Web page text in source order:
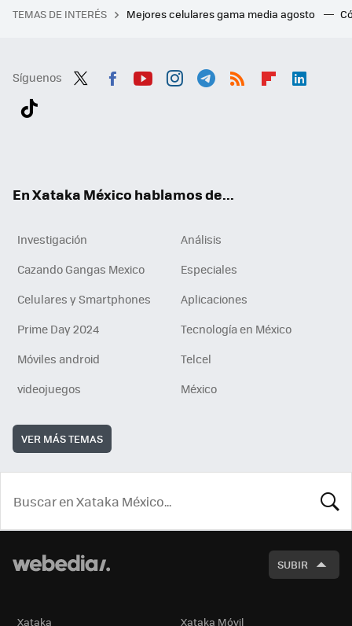
TEMAS DE INTERÉS Mejores celulares gama media agosto
Síguenos
En Xataka México hablamos de...
Investigación
Análisis
Cazando Gangas Mexico
Especiales
Celulares y Smartphones
Aplicaciones
Prime Day 2024
Tecnología en México
Móviles android
Telcel
videojuegos
México
VER MÁS TEMAS
SUBIR
Xataka Xataka Móvil